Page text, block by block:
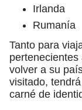
Irlanda
Rumanía
Tanto para
volver a su
visitado,
carné de